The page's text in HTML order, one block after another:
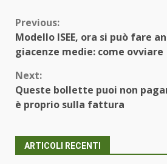
Continue
Reading
Previous:
Modello ISEE, ora si può fare
giacenze medie: come ovviare
Next:
Queste bollette puoi non
è proprio sulla fattura
ARTICOLI RECENTI